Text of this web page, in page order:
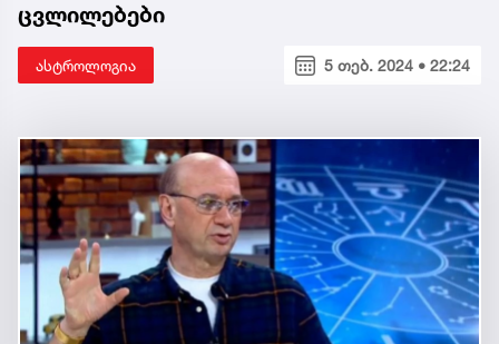
ცვლილებები
ასტროლოგია 5 თებ. 2024 • 22:24